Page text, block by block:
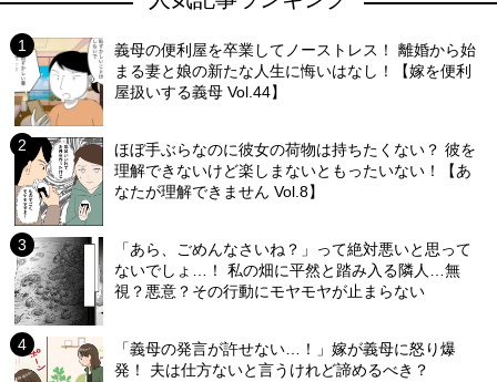
義母の便利屋を卒業してノーストレス！ 離婚から始
まる妻と娘の新たな人生に悔いはなし！【嫁を便利
屋扱いする義母 Vol.44】
ほぼ手ぶらなのに彼女の荷物は持ちたくない？ 彼を
理解できないけど楽しまないともったいない！【あ
なたが理解できません Vol.8】
「あら、ごめんなさいね？」って絶対悪いと思って
ないでしょ…！ 私の畑に平然と踏み入る隣人…無
視？悪意？その行動にモヤモヤが止まらない
「義母の発言が許せない…！」嫁が義母に怒り爆
発！ 夫は仕方ないと言うけれど諦めるべき？